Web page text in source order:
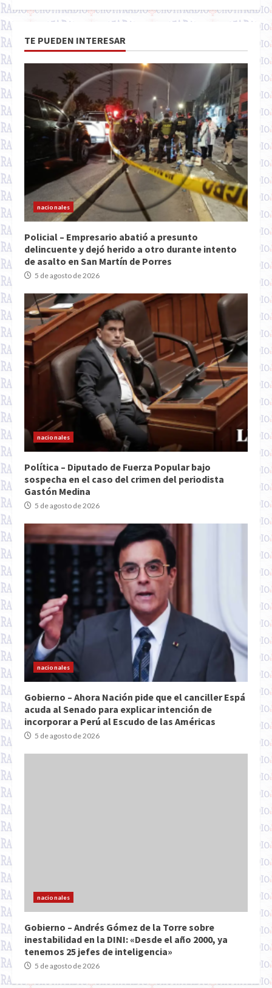
TE PUEDEN INTERESAR
nacionales
Policial – Empresario abatió a presunto
delincuente y dejó herido a otro durante intento
de asalto en San Martín de Porres
5 de agosto de 2026
nacionales
Política – Diputado de Fuerza Popular bajo
sospecha en el caso del crimen del periodista
Gastón Medina
5 de agosto de 2026
nacionales
Gobierno – Ahora Nación pide que el canciller Espá
acuda al Senado para explicar intención de
incorporar a Perú al Escudo de las Américas
5 de agosto de 2026
nacionales
Gobierno – Andrés Gómez de la Torre sobre
inestabilidad en la DINI: «Desde el año 2000, ya
tenemos 25 jefes de inteligencia»
5 de agosto de 2026